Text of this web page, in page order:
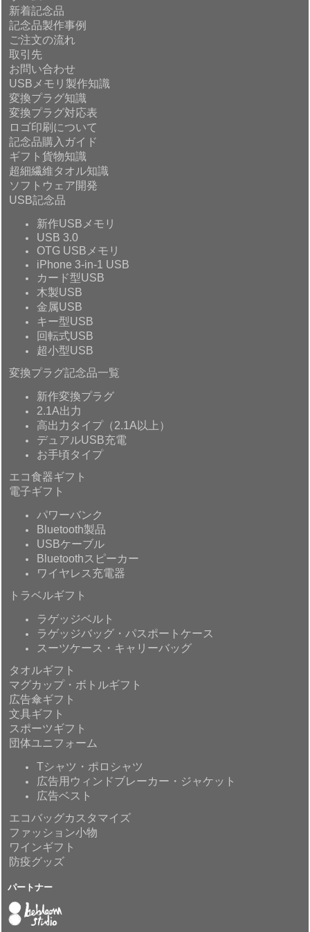
新着記念品
記念品製作事例
ご注文の流れ
取引先
お問い合わせ
USBメモリ製作知識
変換プラグ知識
変換プラグ対応表
ロゴ印刷について
記念品購入ガイド
ギフト貨物知識
超細繊維タオル知識
ソフトウェア開発
USB記念品
新作USBメモリ
USB 3.0
OTG USBメモリ
iPhone 3-in-1 USB
カード型USB
木製USB
金属USB
キー型USB
回転式USB
超小型USB
変換プラグ記念品一覧
新作変換プラグ
2.1A出力
高出力タイプ（2.1A以上）
デュアルUSB充電
お手頃タイプ
エコ食器ギフト
電子ギフト
パワーバンク
Bluetooth製品
USBケーブル
Bluetoothスピーカー
ワイヤレス充電器
トラベルギフト
ラゲッジベルト
ラゲッジバッグ・パスポートケース
スーツケース・キャリーバッグ
タオルギフト
マグカップ・ボトルギフト
広告傘ギフト
文具ギフト
スポーツギフト
団体ユニフォーム
Tシャツ・ポロシャツ
広告用ウィンドブレーカー・ジャケット
広告ベスト
エコバッグカスタマイズ
ファッション小物
ワインギフト
防疫グッズ
パートナー